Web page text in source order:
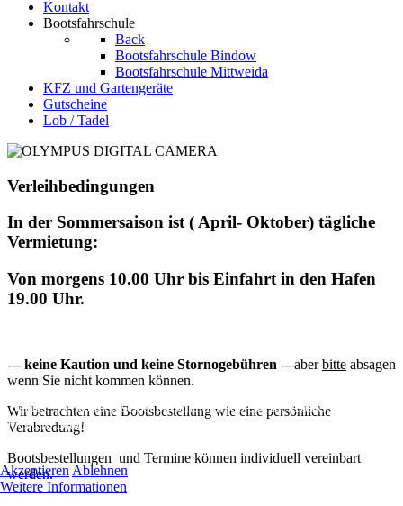
Kontakt
Bootsfahrschule
Back
Bootsfahrschule Bindow
Bootsfahrschule Mittweida
KFZ und Gartengeräte
Gutscheine
Lob / Tadel
Verleihbedingungen
In der Sommersaison ist ( April- Oktober) tägliche
Vermietung:
Von morgens 10.00 Uhr bis Einfahrt in den Hafen
19.00 Uhr.
--- keine Kaution und keine Stornogebühren ---aberbitte absagen
wenn Sie nicht kommen können.
Wir betrachten eine Bootsbestellung wie eine persönliche
Verabredung!
Bootsbestellungen und Termine können individuell vereinbart
werden.
Cookies. Sie können selbst entscheiden, ob Sie die Cookies zulassen
möchten. Bitte beachten Sie, dass bei einer Ablehnung womöglich
mehr alle Funktionalitäten der Seite zur Verfügung stehen.
Akzeptieren Ablehnen
Weitere Informationen